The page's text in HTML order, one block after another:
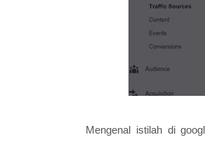
Mengenal istilah di